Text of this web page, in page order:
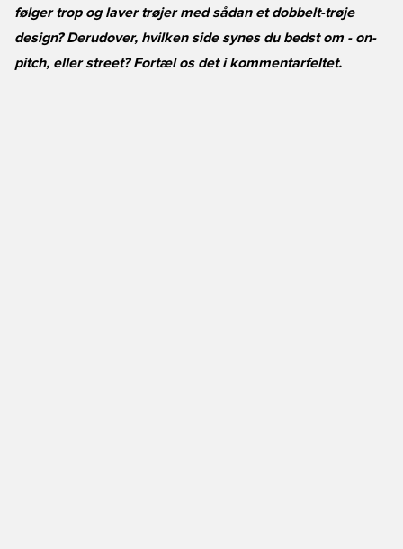
følger trop og laver trøjer med sådan et dobbelt-trøje
design? Derudover, hvilken side synes du bedst om - on-
pitch, eller street? Fortæl os det i kommentarfeltet.